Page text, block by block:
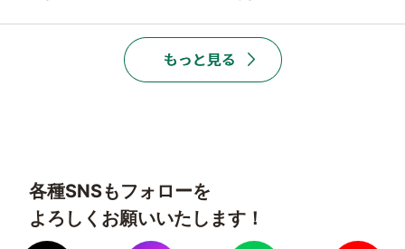
各種SNSもフォローを
よろしくお願いいたします！